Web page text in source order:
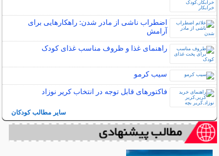
اضطراب ناشی از مادر شدن: راهکارهایی برای
آرامش
راهنمای غذا و ظروف مناسب غذای کودک
سیب کرمو
فاکتورهای قابل توجه در انتخاب کریر نوزاد
سایر مطالب کودکان